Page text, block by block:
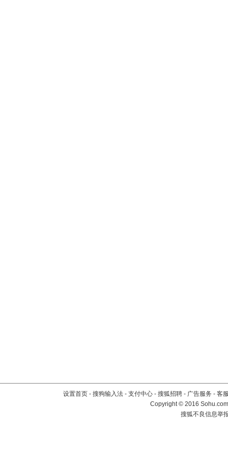
设置首页 - 搜狗输入法 - 支付中心 - 搜狐招聘 - 广告服务 - 客
Copyright©2016
搜狐不良信息举